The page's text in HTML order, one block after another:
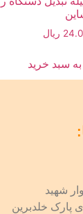
ریال
به سبد خرید
شهید
پارک خلدبرین